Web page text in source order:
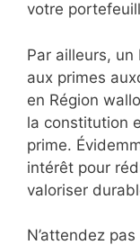
votre
Par ailleurs,
aux primes
en Région
la constitution
prime.
intérêt pour
valoriser
N’attendez